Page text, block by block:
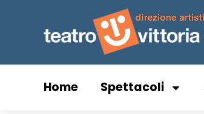
Home Spettacoli